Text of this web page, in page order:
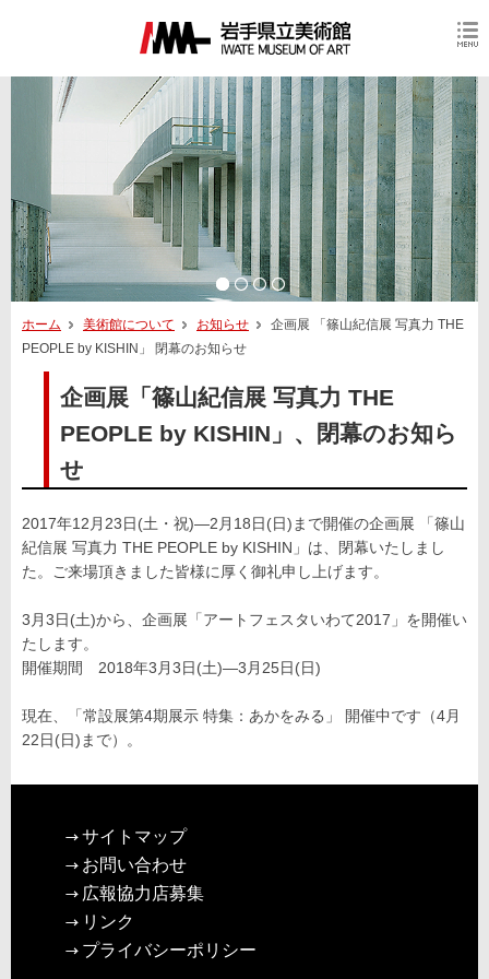
ホーム 美術館について お知らせ
企画展 「篠山紀信展 写真力 THE
PEOPLE by KISHIN」 閉幕のお知らせ
企画展「篠山紀信展 写真力 THE
PEOPLE by KISHIN」、閉幕のお知ら
せ
2017年12月23日(土・祝)―2月18日(日)まで開催の企画展 「篠山
紀信展 写真力 THE PEOPLE by KISHIN」は、閉幕いたしまし
た。ご来場頂きました皆様に厚く御礼申し上げます。
3月3日(土)から、企画展「アートフェスタいわて2017」を開催い
たします。
開催期間 2018年3月3日(土)―3月25日(日)
現在、「常設展第4期展示 特集：あかをみる」 開催中です（4月
22日(日)まで）。
サイトマップ
お問い合わせ
広報協力店募集
リンク
プライバシーポリシー